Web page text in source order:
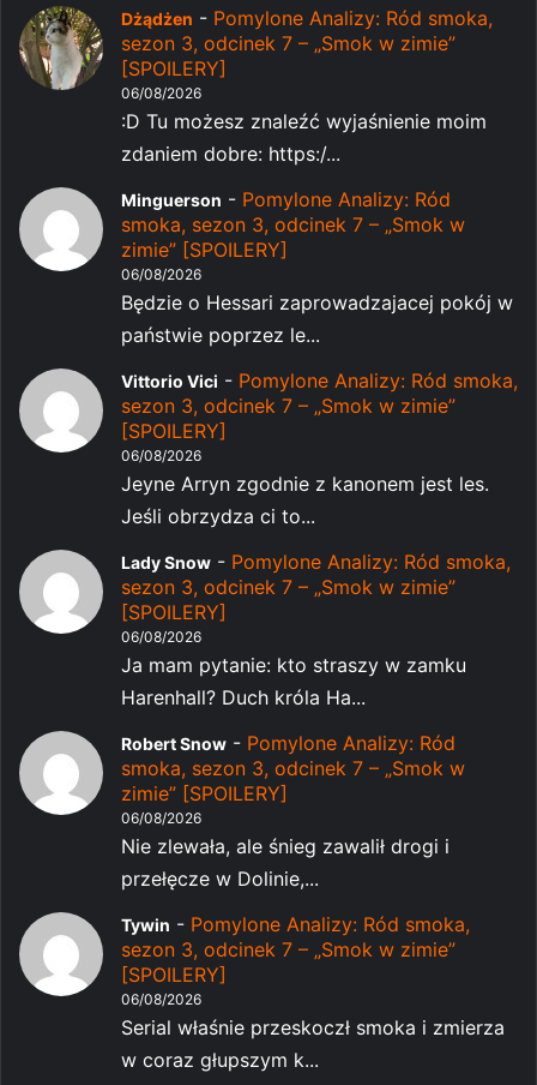
Dżądżen - Pomylone Analizy: Ród smoka,
sezon 3, odcinek 7 – „Smok w zimie”
[SPOILERY]
06/08/2026
:D Tu możesz znaleźć wyjaśnienie moim
zdaniem dobre: https:/...
Minguerson - Pomylone Analizy: Ród
smoka, sezon 3, odcinek 7 – „Smok w
zimie” [SPOILERY]
06/08/2026
Będzie o Hessari zaprowadzajacej pokój w
państwie poprzez le...
Vittorio Vici - Pomylone Analizy: Ród smoka,
sezon 3, odcinek 7 – „Smok w zimie”
[SPOILERY]
06/08/2026
Jeyne Arryn zgodnie z kanonem jest les.
Jeśli obrzydza ci to...
Lady Snow - Pomylone Analizy: Ród smoka,
sezon 3, odcinek 7 – „Smok w zimie”
[SPOILERY]
06/08/2026
Ja mam pytanie: kto straszy w zamku
Harenhall? Duch króla Ha...
Robert Snow - Pomylone Analizy: Ród
smoka, sezon 3, odcinek 7 – „Smok w
zimie” [SPOILERY]
06/08/2026
Nie zlewała, ale śnieg zawalił drogi i
przełęcze w Dolinie,...
Tywin - Pomylone Analizy: Ród smoka,
sezon 3, odcinek 7 – „Smok w zimie”
[SPOILERY]
06/08/2026
Serial właśnie przeskoczł smoka i zmierza
w coraz głupszym k...